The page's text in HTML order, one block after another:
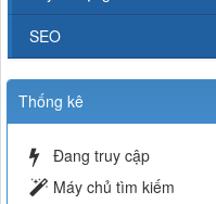
SEO
Thống kê
Đang truy cập
Máy chủ tìm kiếm